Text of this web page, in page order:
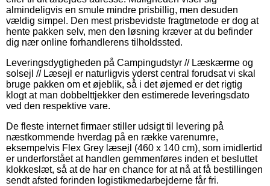
almindeligvis en smule mindre prisbillig, men desuden
vældig simpel. Den mest prisbevidste fragtmetode er dog at
hente pakken selv, men den løsning kræver at du befinder
dig nær online forhandlerens tilholdssted.
Leveringsdygtigheden på Campingudstyr // Læskærme og
solsejl // Læsejl er naturligvis yderst central forudsat vi skal
bruge pakken om et øjeblik, så i det øjemed er det rigtig
klogt at man dobbelttjekker den estimerede leveringsdato
ved den respektive vare.
De fleste internet firmaer stiller udsigt til levering på
næstkommende hverdag på en række varenumre,
eksempelvis Flex Grey læsejl (460 x 140 cm), som imidlertid
er underforstået at handlen gemmenføres inden et besluttet
klokkeslæt, så at de har en chance for at nå at få bestillingen
sendt afsted forinden logistikmedarbejderne får fri.